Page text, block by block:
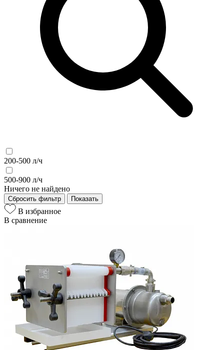
200-500 л/ч
500-900 л/ч
Ничего не найдено
Сбросить фильтр Показать
В избранное
В сравнение